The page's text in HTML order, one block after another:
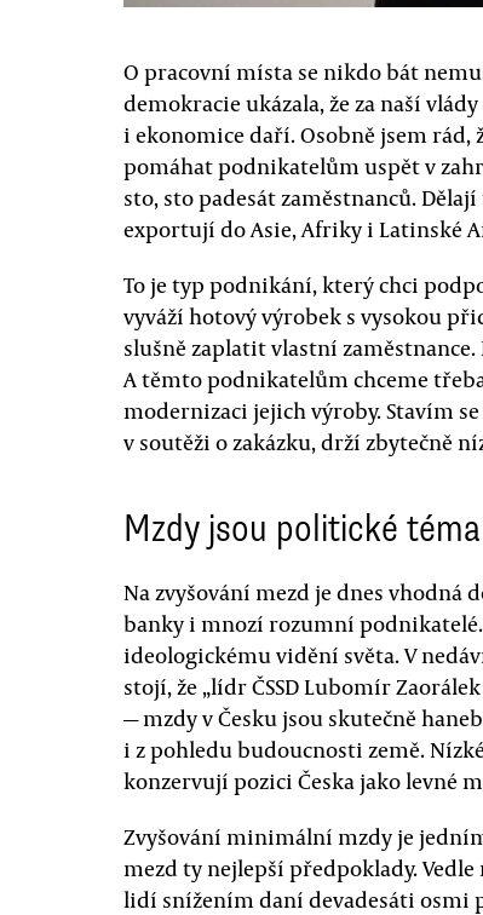
O pracovní místa se nikdo bát
demokracie ukázala, že za naší
i ekonomice daří. Osobně jsem
pomáhat podnikatelům uspět v
sto, sto padesát zaměstnanců.
exportují do Asie, Afriky i Latinské
To je typ podnikání, který chci
vyváží hotový výrobek s vysokou
slušně zaplatit vlastní
A těmto podnikatelům chceme
modernizaci jejich výroby. Stavím
v soutěži o zakázku, drží zbytečně
Mzdy jsou politické téma
Na zvyšování mezd je dnes vhodná
banky i mnozí rozumní
ideologickému vidění světa. V
stojí, že „lídr ČSSD Lubomír
— mzdy v Česku jsou skutečně
i z pohledu budoucnosti země.
konzervují pozici Česka jako levné
Zvyšování minimální mzdy je
mezd ty nejlepší předpoklady.
lidí snížením daní devadesáti osmi